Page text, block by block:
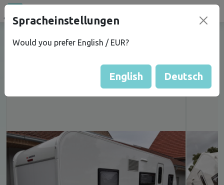
campu .eu
Prodám karavan Adria Altea 552
Spracheinstellungen
Would you prefer English / EUR?
English Deutsch